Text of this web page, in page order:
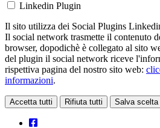
Linkedin Plugin
Il sito utilizza dei Social Plugins
Il social network trasmette il contenuto
browser, dopodichè è collegato al sito
del plugin il social network riceve
rispettiva pagina del nostro sito web:
informazioni.
Accetta tutti Rifiuta tutti Salva scelta